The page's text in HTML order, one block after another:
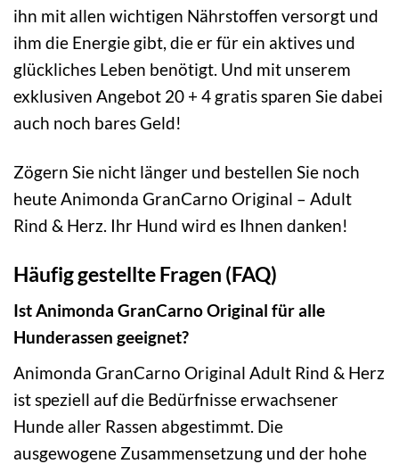
ihn mit allen wichtigen Nährstoffen versorgt und
ihm die Energie gibt, die er für ein aktives und
glückliches Leben benötigt. Und mit unserem
exklusiven Angebot 20 + 4 gratis sparen Sie dabei
auch noch bares Geld!
Zögern Sie nicht länger und bestellen Sie noch
heute Animonda GranCarno Original – Adult
Rind & Herz. Ihr Hund wird es Ihnen danken!
Häufig gestellte Fragen (FAQ)
Ist Animonda GranCarno Original für alle
Hunderassen geeignet?
Animonda GranCarno Original Adult Rind & Herz
ist speziell auf die Bedürfnisse erwachsener
Hunde aller Rassen abgestimmt. Die
ausgewogene Zusammensetzung und der hohe